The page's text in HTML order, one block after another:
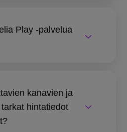
Play -palvelua
kanavien ja
hintatiedot